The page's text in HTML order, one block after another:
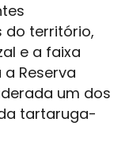
do território,
e a faixa
Reserva
um dos
tartaruga-